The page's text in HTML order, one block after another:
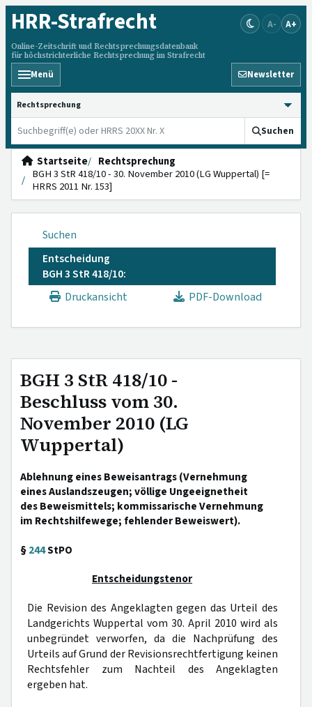
HRR-Strafrecht
Online-Zeitschrift und Rechtsprechungsdatenbank
für höchstrichterliche Rechtsprechung im Strafrecht
A- A+
Menü Newsletter
HRRS durchsuchen
Suchen
Startseite
Rechtsprechung
BGH 3 StR 418/10 - 30. November 2010 (LG Wuppertal) [=
HRRS 2011 Nr. 153]
Suchen
Entscheidung
BGH 3 StR 418/10:
Druckansicht
PDF-Download
BGH 3 StR 418/10 -
Beschluss vom 30.
November 2010 (LG
Wuppertal)
Ablehnung eines Beweisantrags (Vernehmung
eines Auslandszeugen; völlige Ungeeignetheit
des Beweismittels; kommissarische Vernehmung
im Rechtshilfewege; fehlender Beweiswert).
§244StPO
Entscheidungstenor
Die Revision des Angeklagten gegen das Urteil des
Landgerichts Wuppertal vom 30. April 2010 wird als
unbegründet verworfen, da die Nachprüfung des
Urteils auf Grund der Revisionsrechtfertigung keinen
Rechtsfehler zum Nachteil des Angeklagten
ergeben hat.